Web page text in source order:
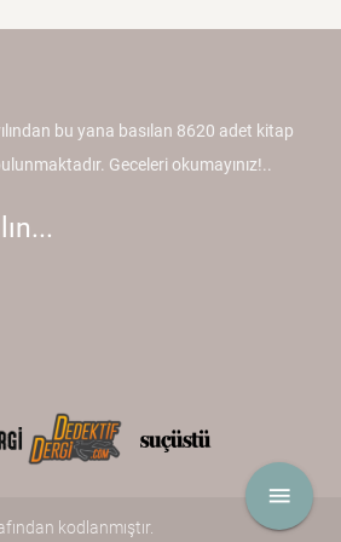
menu
bu yana basılan 8620 adet kitap
Geceleri okumayınız!..
kodlanmıştır.